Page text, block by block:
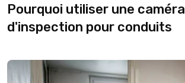
Pourquoi utiliser une caméra
d'inspection pour conduits